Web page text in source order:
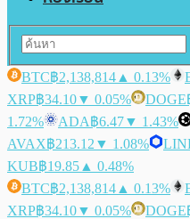
BTC฿2,138,814 ▲ 0.13%
XRP฿34.10▼ 0.05% DOGE
1.72%
ADA฿6.47▼ 1.43%
AVAX฿213.12 ▼ 1.08%
KUB฿19.85 ▲ 0.48%
BTC฿2,138,814 ▲ 0.13%
XRP฿34.10▼ 0.05% DOGE